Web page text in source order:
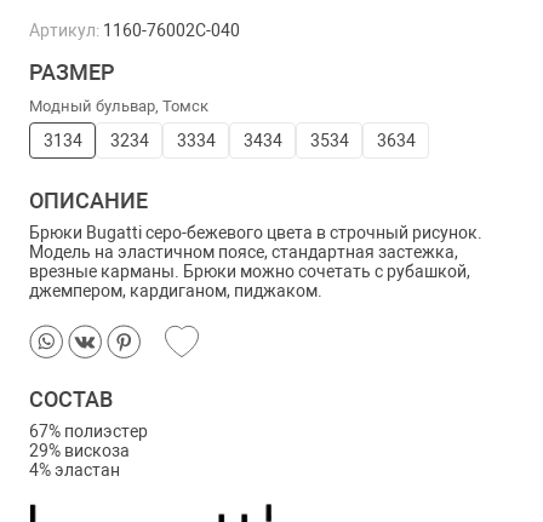
Артикул: 1160-76002C-040
РАЗМЕР
Модный бульвар, Томск
3134 3234 3334 3434 3534 3634
ОПИСАНИЕ
Брюки Bugatti серо-бежевого цвета в строчный рисунок.
Модель на эластичном поясе, стандартная застежка,
врезные карманы. Брюки можно сочетать с рубашкой,
джемпером, кардиганом, пиджаком.
СОСТАВ
67% полиэстер
29% вискоза
4% эластан